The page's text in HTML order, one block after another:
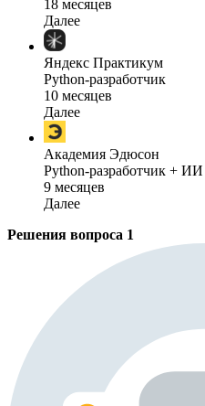
18 месяцев
Далее
Яндекс Практикум
Python-разработчик
10 месяцев
Далее
Академия Эдюсон
Python-разработчик + ИИ
9 месяцев
Далее
Решения вопроса 1